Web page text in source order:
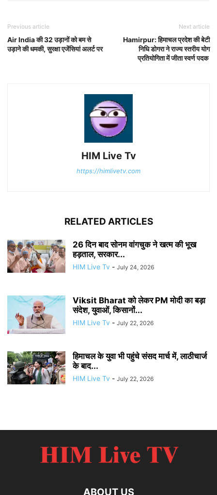
Previous article
Air India की 32 उड़ानों को बम से
उड़ाने की धमकी, सुरक्षा एजेंसियां अलर्ट पर
Next article
Hamirpur: हिमाचल प्रदेश की बेटी
निधि डोगरा ने राज्य स्तरीय योग
प्रतियोगिता में जीता स्वर्ण पदक
HIM Live Tv
https://himlivetv.com
RELATED ARTICLES
26 दिन बाद सोनम वांगचुक ने खत्म की भूख
हड़ताल, सरकार...
HIM Live Tv - July 24, 2026
Viksit Bharat को लेकर PM मोदी का बड़ा
संदेश, युवाओं, किसानों...
HIM Live Tv - July 22, 2026
हिमाचल के युवा भी पहुंचे संसद मार्च में, लाठीचार्ज
के बाद...
HIM Live Tv - July 22, 2026
ABOUT US